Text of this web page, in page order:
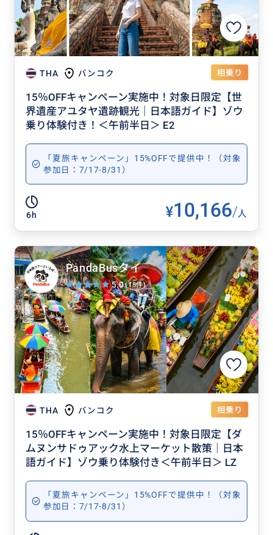
THA バンコク 相乗り
15％OFFキャンペーン実施中！対象日限定【世
界遺産アユタヤ遺跡観光｜日本語ガイド】ゾウ
乗り体験付き！＜午前半日＞ E2
「夏旅キャンペーン」15%OFFで提供中！（対象
参加日：7/17-8/31）
6h ¥10,166/人
THA バンコク 相乗り
15％OFFキャンペーン実施中！対象日限定【ダ
ムヌンサドゥアック水上マーケット散策｜日本
語ガイド】ゾウ乗り体験付き＜午前半日＞ LZ
「夏旅キャンペーン」15%OFFで提供中！（対象
参加日：7/17-8/31）
PandaBusタイ
5.0(18件)